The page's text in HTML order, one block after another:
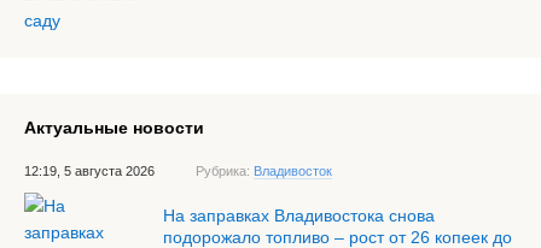
Актуальные новости
12:19, 5 августа 2026 Рубрика: Владивосток
На заправках Владивостока снова
подорожало топливо – рост от 26 копеек до